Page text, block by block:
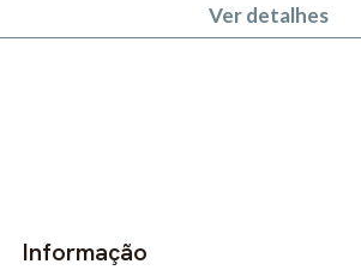
Ver detalhes
Informação